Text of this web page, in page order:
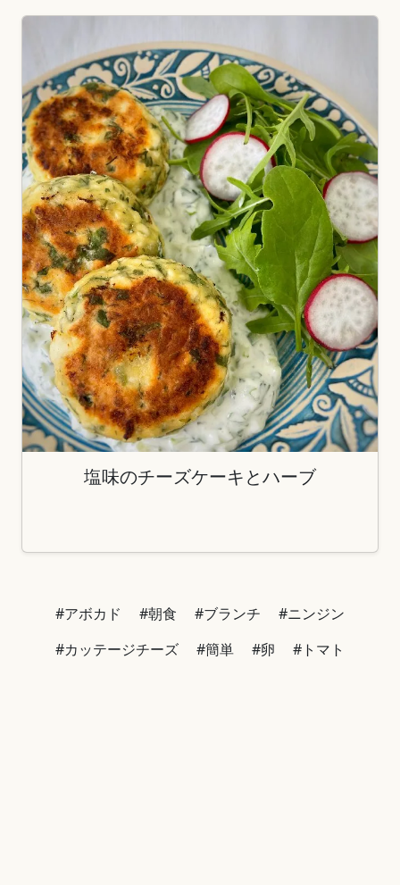
塩味のチーズケーキとハーブ
#アボカド #朝食 #ブランチ
#ニンジン
#カッテージチーズ
#簡単 #卵 #トマト